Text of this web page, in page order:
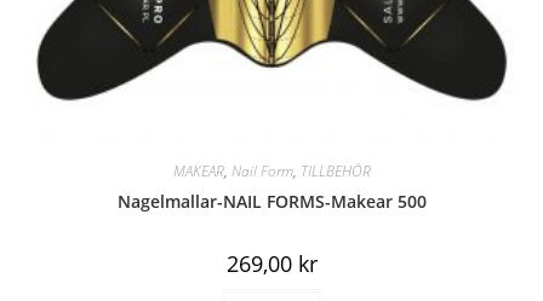
MAKEAR, Nail Form, TILLBEHÖR
Nagelmallar-NAIL FORMS-Makear 500
269,00 kr